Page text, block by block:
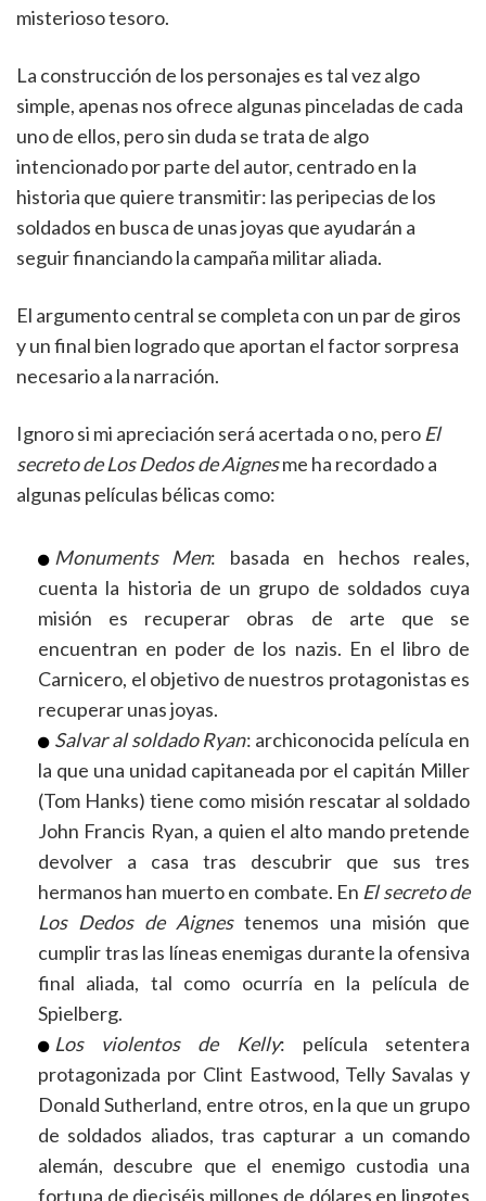
misterioso tesoro.
La construcción de los personajes es tal vez algo
simple, apenas nos ofrece algunas pinceladas de cada
uno de ellos, pero sin duda se trata de algo
intencionado por parte del autor, centrado en la
historia que quiere transmitir: las peripecias de los
soldados en busca de unas joyas que ayudarán a
seguir financiando la campaña militar aliada.
El argumento central se completa con un par de giros
y un final bien logrado que aportan el factor sorpresa
necesario a la narración.
Ignoro si mi apreciación será acertada o no, pero El
secreto de Los Dedos de Aignesme ha recordado a
algunas películas bélicas como:
Monuments Men: basada en hechos reales,
cuenta la historia de un grupo de soldados cuya
misión es recuperar obras de arte que se
encuentran en poder de los nazis. En el libro de
Carnicero, el objetivo de nuestros protagonistas es
recuperar unas joyas.
Salvar al soldado Ryan: archiconocida película en
la que una unidad capitaneada por el capitán Miller
(Tom Hanks) tiene como misión rescatar al soldado
John Francis Ryan, a quien el alto mando pretende
devolver a casa tras descubrir que sus tres
hermanos han muerto en combate. En El secreto de
Los Dedos de Aignestenemos una misión que
cumplir tras las líneas enemigas durante la ofensiva
final aliada, tal como ocurría en la película de
Spielberg.
Los violentos de Kelly: película setentera
protagonizada por Clint Eastwood, Telly Savalas y
Donald Sutherland, entre otros, en la que un grupo
de soldados aliados, tras capturar a un comando
alemán, descubre que el enemigo custodia una
fortuna de dieciséis millones de dólares en lingotes